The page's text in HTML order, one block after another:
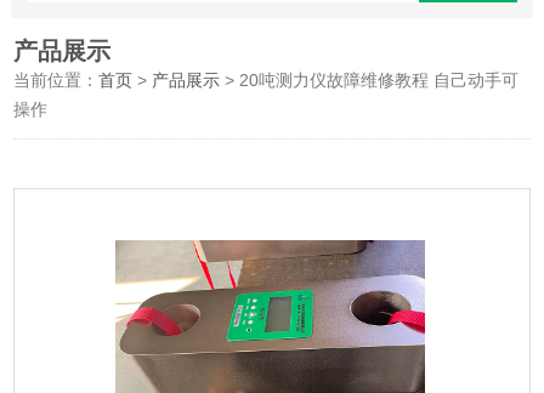
产品展示
当前位置：首页 > 产品展示 > 20吨测力仪故障维修教程 自己动手可
操作